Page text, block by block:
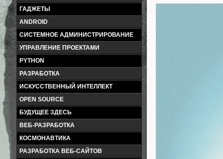
ГАДЖЕТЫ
ANDROID
СИСТЕМНОЕ АДМИНИСТРИРОВАНИЕ
УПРАВЛЕНИЕ ПРОЕКТАМИ
PYTHON
РАЗРАБОТКА
ИСКУССТВЕННЫЙ ИНТЕЛЛЕКТ
OPEN SOURCE
БУДУЩЕЕ ЗДЕСЬ
ВЕБ-РАЗРАБОТКА
КОСМОНАВТИКА
РАЗРАБОТКА ВЕБ-САЙТОВ